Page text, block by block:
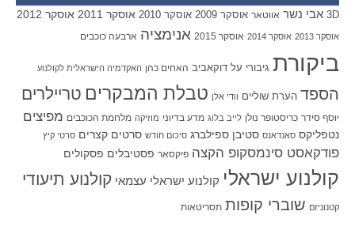
3D אבי נשר אווטאר אוסקר 2009 אוסקר 2010 אוסקר 2011 אוסקר 2012
אוסקר 2013 אוסקר 2014 אוסקר 2015 אנימציה ארבעה כוכבים
ביקורת גיבורי על דוקאביב האחים כהן האקדמיה הישראלית לקולנוע
הספד הערת שוליים וודי אלן טבלת המבקרים טריילרים
יוסף סידר כריסטופר נולן לייב בלוג מדע בדיוני מוזיקה מלחמת הכוכבים מפיצים
נטפליקס סאנדאנס סטיבן ספילברג סיכום חודש סרטים קצרים סרטי קיץ
פודקאסט סינמסקופ הקצה פיקסאר פסטיבלים פסקולים
קולנוע ישראלי קולנוע ישראלי עצמאי קולנוע תיעודי
קטנוניזם שוברי קופות תסריטאות